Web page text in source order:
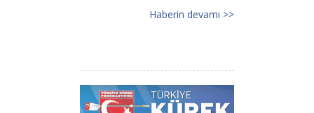
Haberin devamı >>